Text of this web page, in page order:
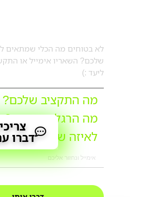
דברו
לא בטוחים מה הכלי שמתאים
שלכם? השאריו אימייל או
ליעד :)
מה התקציב שלכם?
מה הרגלי הנסיעה?
לאיזה שימושים?